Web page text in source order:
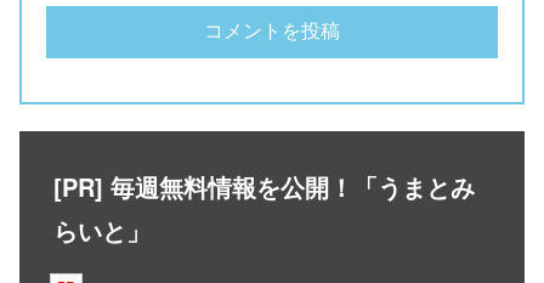
[PR] 毎週無料情報を公開！「うまとみ
らいと」